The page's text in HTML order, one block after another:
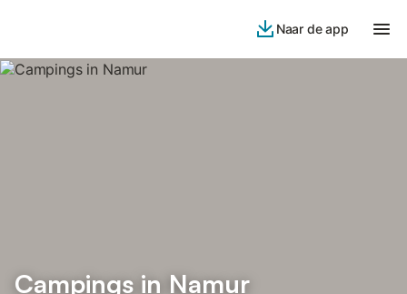
Naar de app
Campings in Namur